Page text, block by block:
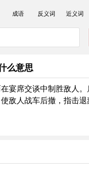
成语 反义词 近义词
么意思
宴席交谈中制胜敌人。
敌人战车后撤，指击退